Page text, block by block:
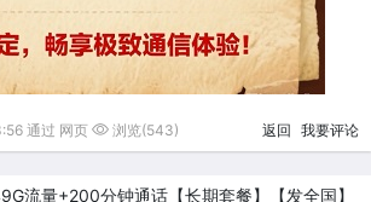
通过 网页 浏览(543) 返回 我要评论
流量+200分钟通话【长期套餐】【发全国】